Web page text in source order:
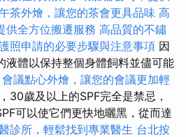
茶外燴，讓您的茶會更具品味 高
供全方位搬遷服務 高品質的不鏽
照申請的必要步驟與注意事項 因
液體以保持整個身體飼料並儘可能
會議點心外燴，讓您的會議更加輕
30歲及以上的SPF完全是禁忌，
可以使它們更快地曬黑，從而達
診所，輕鬆找到專業醫生 台北按